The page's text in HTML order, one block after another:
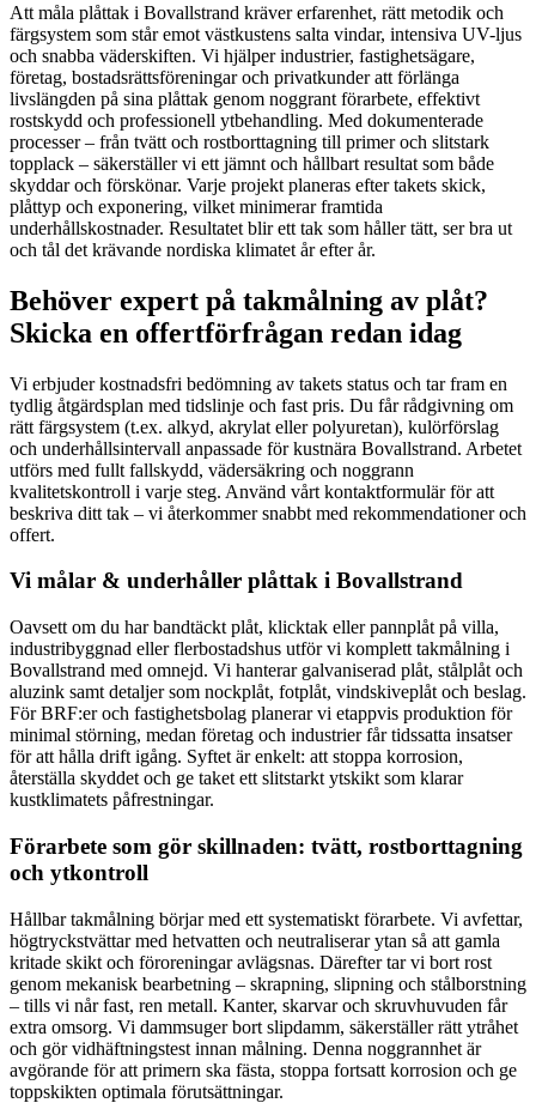
Att måla plåttak i Bovallstrand kräver erfarenhet, rätt metodik och
färgsystem som står emot västkustens salta vindar, intensiva UV-ljus
och snabba väderskiften. Vi hjälper industrier, fastighetsägare,
företag, bostadsrättsföreningar och privatkunder att förlänga
livslängden på sina plåttak genom noggrant förarbete, effektivt
rostskydd och professionell ytbehandling. Med dokumenterade
processer – från tvätt och rostborttagning till primer och slitstark
topplack – säkerställer vi ett jämnt och hållbart resultat som både
skyddar och förskönar. Varje projekt planeras efter takets skick,
plåttyp och exponering, vilket minimerar framtida
underhållskostnader. Resultatet blir ett tak som håller tätt, ser bra ut
och tål det krävande nordiska klimatet år efter år.
Behöver expert på takmålning av plåt?
Skicka en offertförfrågan redan idag
Vi erbjuder kostnadsfri bedömning av takets status och tar fram en
tydlig åtgärdsplan med tidslinje och fast pris. Du får rådgivning om
rätt färgsystem (t.ex. alkyd, akrylat eller polyuretan), kulörförslag
och underhållsintervall anpassade för kustnära Bovallstrand. Arbetet
utförs med fullt fallskydd, vädersäkring och noggrann
kvalitetskontroll i varje steg. Använd vårt kontaktformulär för att
beskriva ditt tak – vi återkommer snabbt med rekommendationer och
offert.
Vi målar & underhåller plåttak i Bovallstrand
Oavsett om du har bandtäckt plåt, klicktak eller pannplåt på villa,
industribyggnad eller flerbostadshus utför vi komplett takmålning i
Bovallstrand med omnejd. Vi hanterar galvaniserad plåt, stålplåt och
aluzink samt detaljer som nockplåt, fotplåt, vindskiveplåt och beslag.
För BRF:er och fastighetsbolag planerar vi etappvis produktion för
minimal störning, medan företag och industrier får tidssatta insatser
för att hålla drift igång. Syftet är enkelt: att stoppa korrosion,
återställa skyddet och ge taket ett slitstarkt ytskikt som klarar
kustklimatets påfrestningar.
Förarbete som gör skillnaden: tvätt, rostborttagning
och ytkontroll
Hållbar takmålning börjar med ett systematiskt förarbete. Vi avfettar,
högtryckstvättar med hetvatten och neutraliserar ytan så att gamla
kritade skikt och föroreningar avlägsnas. Därefter tar vi bort rost
genom mekanisk bearbetning – skrapning, slipning och stålborstning
– tills vi når fast, ren metall. Kanter, skarvar och skruvhuvuden får
extra omsorg. Vi dammsuger bort slipdamm, säkerställer rätt ytråhet
och gör vidhäftningstest innan målning. Denna noggrannhet är
avgörande för att primern ska fästa, stoppa fortsatt korrosion och ge
toppskikten optimala förutsättningar.